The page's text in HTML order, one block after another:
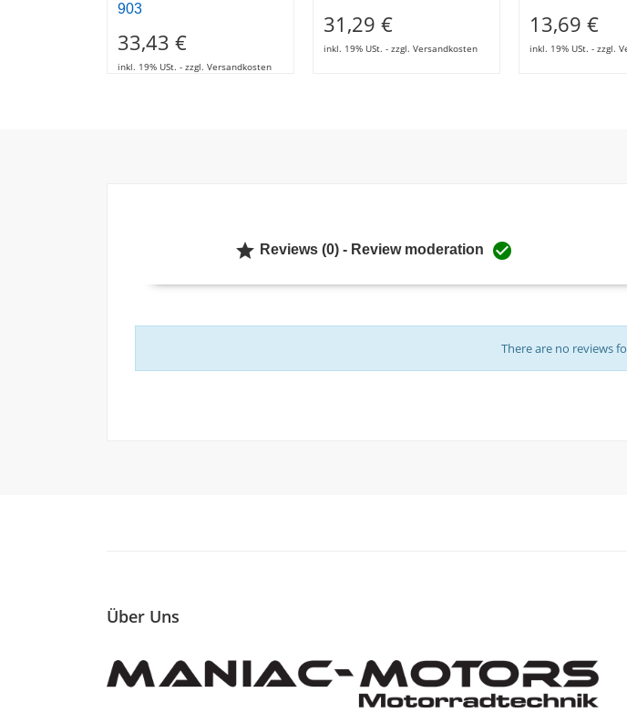
903
33,43 €
inkl. 19% USt. - zzgl. Versandkosten
31,29 €
inkl. 19% USt. - zzgl. Versandkosten
13,69 €
inkl. 19% USt. - zzgl.
 Reviews (0) - Review moderation 
There are no reviews
Über Uns